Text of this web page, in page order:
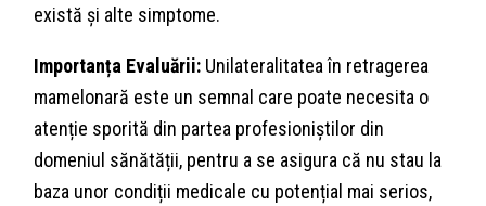
există și alte simptome.
Importanța Evaluării: Unilateralitatea în retragerea
mamelonară este un semnal care poate necesita o
atenție sporită din partea profesioniștilor din
domeniul sănătății, pentru a se asigura că nu stau la
baza unor condiții medicale cu potențial mai serios,